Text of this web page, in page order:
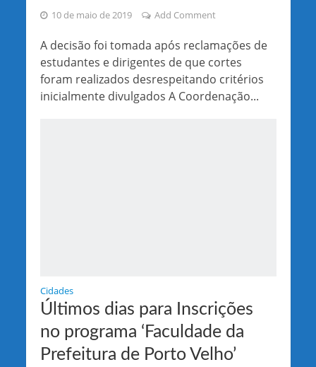
10 de maio de 2019 Add Comment
A decisão foi tomada após reclamações de
estudantes e dirigentes de que cortes
foram realizados desrespeitando critérios
inicialmente divulgados A Coordenação...
Cidades
Últimos dias para Inscrições
no programa ‘Faculdade da
Prefeitura de Porto Velho’